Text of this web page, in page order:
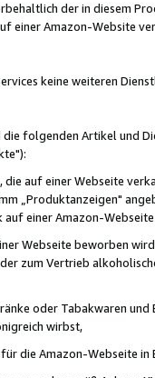
der in diesem
einer Amazon-Website
keine weiteren
folgenden Artikel und
auf einer Webseite
„Produktanzeigen"
auf einer Amazon-
Webseite beworben
zum Vertrieb
oder Tabakwaren
wirbst,
die Amazon-Webseite in